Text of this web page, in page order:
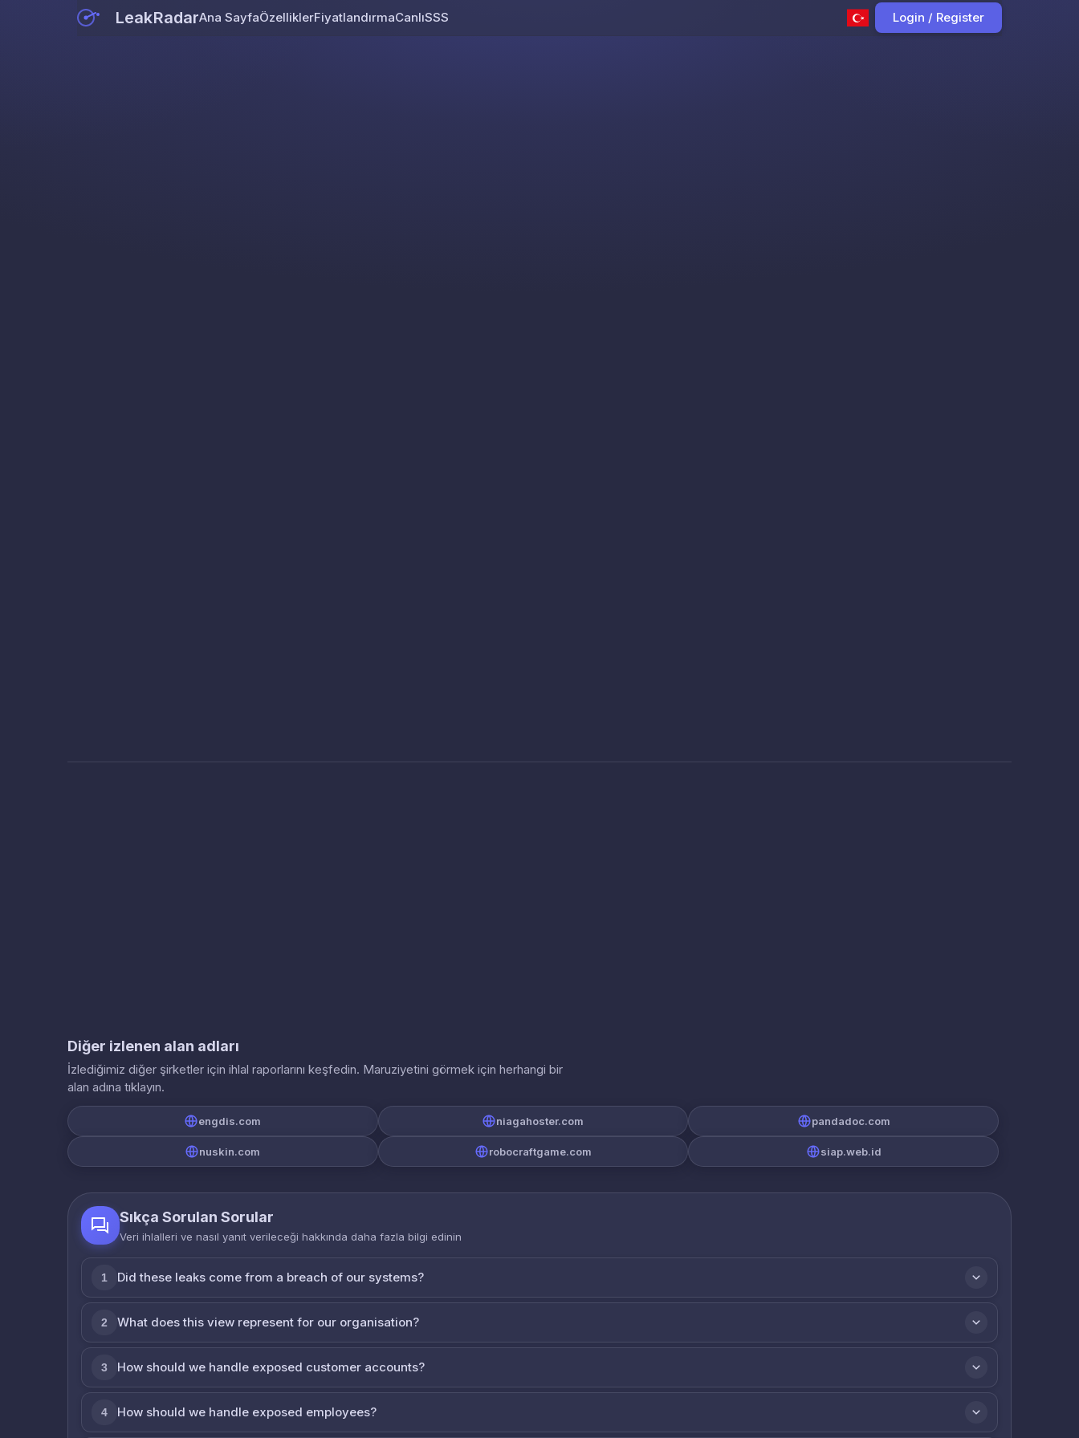
LeakRadarAna SayfaÖzelliklerFiyatlandırmaCanlıSSS Login / Register
Diğer izlenen alan adları
İzlediğimiz diğer şirketler için ihlal raporlarını keşfedin. Maruziyetini görmek için herhangi bir
alan adına tıklayın.
engdis.com niagahoster.com pandadoc.com
nuskin.com robocraftgame.com siap.web.id
Sıkça Sorulan Sorular
Veri ihlalleri ve nasıl yanıt verileceği hakkında daha fazla bilgi edinin
1 Did these leaks come from a breach of our systems?
2 What does this view represent for our organisation?
3 How should we handle exposed customer accounts?
4 How should we handle exposed employees?